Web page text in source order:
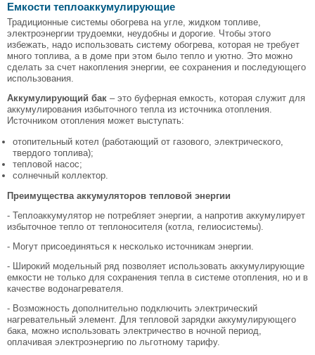
Емкости теплоаккумулирующие
Традиционные системы обогрева на угле, жидком топливе,
электроэнергии трудоемки, неудобны и дорогие. Чтобы этого
избежать, надо использовать систему обогрева, которая не требует
много топлива, а в доме при этом было тепло и уютно. Это можно
сделать за счет накопления энергии, ее сохранения и последующего
использования.
Аккумулирующий бак – это буферная емкость, которая служит для
аккумулирования избыточного тепла из источника отопления.
Источником отопления может выступать:
отопительный котел (работающий от газового, электрического,
твердого топлива);
тепловой насос;
солнечный коллектор.
Преимущества аккумуляторов тепловой энергии
- Теплоаккумулятор не потребляет энергии, а напротив аккумулирует
избыточное тепло от теплоносителя (котла, гелиосистемы).
- Могут присоединяться к несколько источникам энергии.
- Широкий модельный ряд позволяет использовать аккумулирующие
емкости не только для сохранения тепла в системе отопления, но и в
качестве водонагревателя.
- Возможность дополнительно подключить электрический
нагревательный элемент. Для тепловой зарядки аккумулирующего
бака, можно использовать электричество в ночной период,
оплачивая электроэнергию по льготному тарифу.